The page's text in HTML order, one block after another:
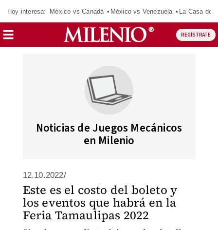
Hoy interesa: México vs Canadá México vs Venezuela La Casa de
REGÍSTRATE
Noticias de Juegos Mecánicos
en Milenio
12.10.2022/
Este es el costo del boleto y
los eventos que habrá en la
Feria Tamaulipas 2022